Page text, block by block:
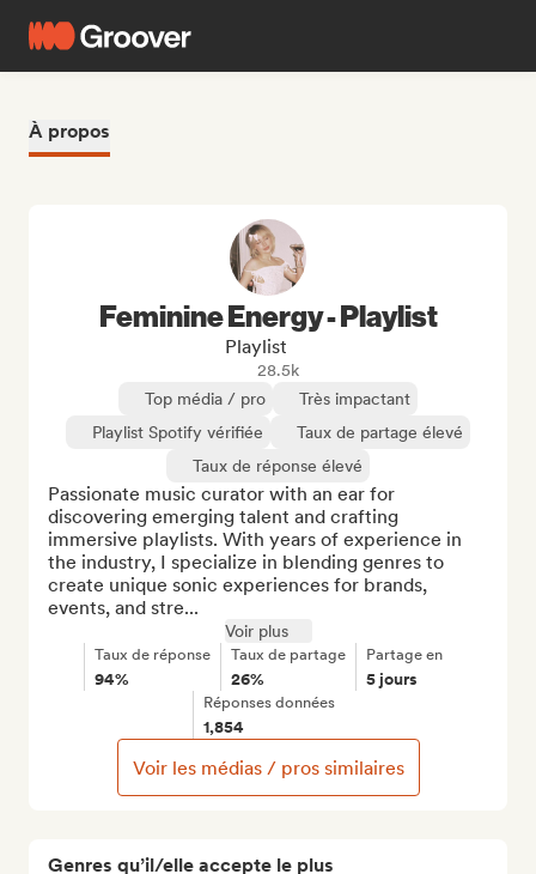
À propos
Genres qu’il/elle accepte le plus
Feminine Energy - Playlist
Playlist
28.5k
Top média / pro
Très impactant
Playlist Spotify vérifiée
Taux de partage élevé
Taux de réponse élevé
Passionate music curator with an ear for
discovering emerging talent and crafting
immersive playlists. With years of experience in
the industry, I specialize in blending genres to
create unique sonic experiences for brands,
events, and stre...
Voir plus
Taux de réponse
94%
Taux de partage
26%
Partage en
5 jours
Réponses données
1,854
Voir les médias / pros similaires